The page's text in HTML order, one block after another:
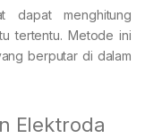
dapat menghitung
tertentu. Metode ini
berputar di dalam
Elektroda